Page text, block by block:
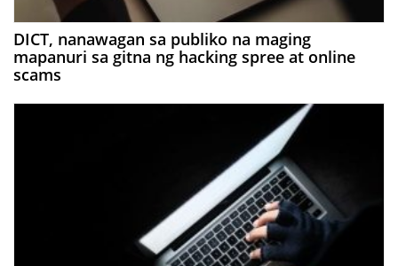
DICT, nanawagan sa publiko na maging
mapanuri sa gitna ng hacking spree at online
scams